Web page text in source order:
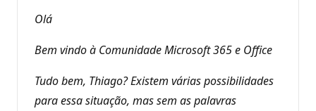
e
r
p
u
t
Olá
Bem vindo à Comunidade Microsoft 365 e Office
Tudo bem, Thiago? Existem várias possibilidades
para essa situação, mas sem as palavras